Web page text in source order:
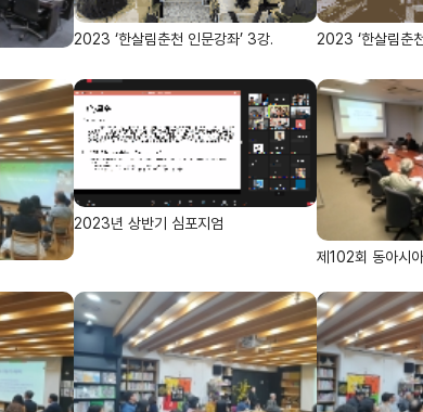
2023 ‘한살림춘천 인문강좌’ 3강. 2023 ‘한살림춘
2023년 상반기 심포지엄
제102회 동아시